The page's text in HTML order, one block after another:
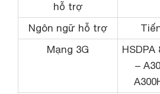
hỗ trợ
Ngôn ngữ hỗ trợ
Mạng 3G
HSDPA
–